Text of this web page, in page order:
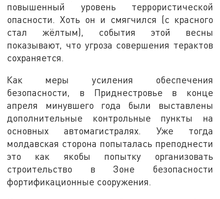
повышенный уровень террористической
опасности. Хоть он и смягчился (с красного
стал жёлтым), события этой весны
показывают, что угроза совершения терактов
сохраняется.
Как меры усиления обеспечения
безопасности, в Приднестровье в конце
апреля минувшего года были выставлены
дополнительные контрольные пункты на
основных автомагистралях. Уже тогда
молдавская сторона попыталась преподнести
это как якобы попытку организовать
строительство в Зоне безопасности
фортификационные сооружения.